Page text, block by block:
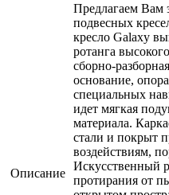
Описание
Предлагаем Вам
подвесных
кресло Galaxy
ротанга
сборно-
основание,
специальных
идет мягкая
материала.
стали и покрыт
воздействиям,
Искусственный
протирания от